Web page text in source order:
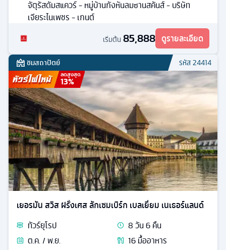
จัตุรัสดัมสแควร์ - หมู่บ้านกังหันลมซานสคันส์ - บริษัท
เจียระไนเพชร - เกนต์
เริ่มต้น 85,888 ดูรายละเอียด
ชมสถาปัตย์ รหัส24414
ลดสูงสุด
13%
เยอรมัน สวิส ฝรั่งเศส ลักเซมเบิร์ก เบลเยี่ยม เนเธอร์แลนด์
ทัวร์ยุโรป 8วัน6คืน
ต.ค. / พ.ย.
16มื้ออาหาร